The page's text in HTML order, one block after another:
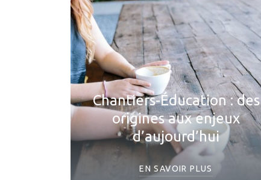
Chantiers-Éducation : des
origines aux enjeux
d’aujourd’hui
EN SAVOIR PLUS